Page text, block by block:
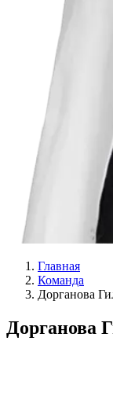
Главная
Команда
Дорганова
Дорганова